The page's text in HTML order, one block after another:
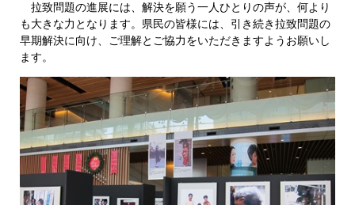
拉致問題の進展には、解決を願う一人ひとりの声が、何より
も大きな力となります。県民の皆様には、引き続き拉致問題の
早期解決に向け、ご理解とご協力をいただきますようお願いし
ます。